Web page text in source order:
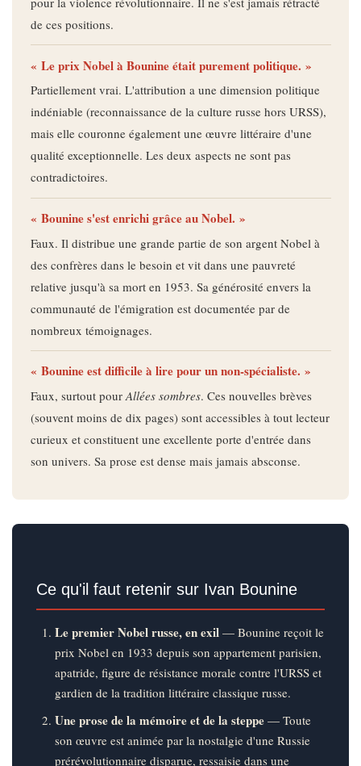
de ces positions.
« Le prix Nobel à Bounine était purement politique. »
Partiellement vrai. L'attribution a une dimension politique
indéniable (reconnaissance de la culture russe hors URSS),
mais elle couronne également une œuvre littéraire d'une
qualité exceptionnelle. Les deux aspects ne sont pas
contradictoires.
« Bounine s'est enrichi grâce au Nobel. »
Faux. Il distribue une grande partie de son argent Nobel à
des confrères dans le besoin et vit dans une pauvreté
relative jusqu'à sa mort en 1953. Sa générosité envers la
communauté de l'émigration est documentée par de
nombreux témoignages.
« Bounine est difficile à lire pour un non-spécialiste. »
Faux, surtout pour Allées sombres. Ces nouvelles brèves
(souvent moins de dix pages) sont accessibles à tout lecteur
curieux et constituent une excellente porte d'entrée dans
son univers. Sa prose est dense mais jamais absconse.
Ce qu'il faut retenir sur Ivan Bounine
Le premier Nobel russe, en exil — Bounine reçoit le
prix Nobel en 1933 depuis son appartement parisien,
apatride, figure de résistance morale contre l'URSS et
gardien de la tradition littéraire classique russe.
Une prose de la mémoire et de la steppe— Toute
son œuvre est animée par la nostalgie d'une Russie
prérévolutionnaire disparue, ressaisie dans une